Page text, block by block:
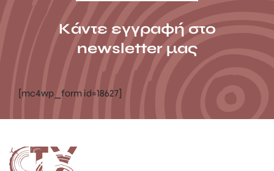
Κάντε εγγραφή στο
newsletter μας
[mc4wp_form id=18627]